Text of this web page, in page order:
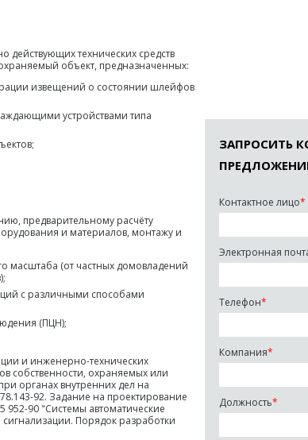
действующих технических средств
объект, предназначенных:
извещений о состоянии шлейфов
устройствами типа
предварительному расчёту
и материалов, монтажу и
масштаба (от частных домовладений
с различными способами
(ПЦН);
и инженерно-технических
собственности, охраняемых или
органах внутренних дел на
92. Задание на проектирование
952-90 "Системы автоматические
Порядок разработки
ЗАПРОСИТЬ
Контактное лицо*
Электронная
Телефон*
Компания*
Должность*